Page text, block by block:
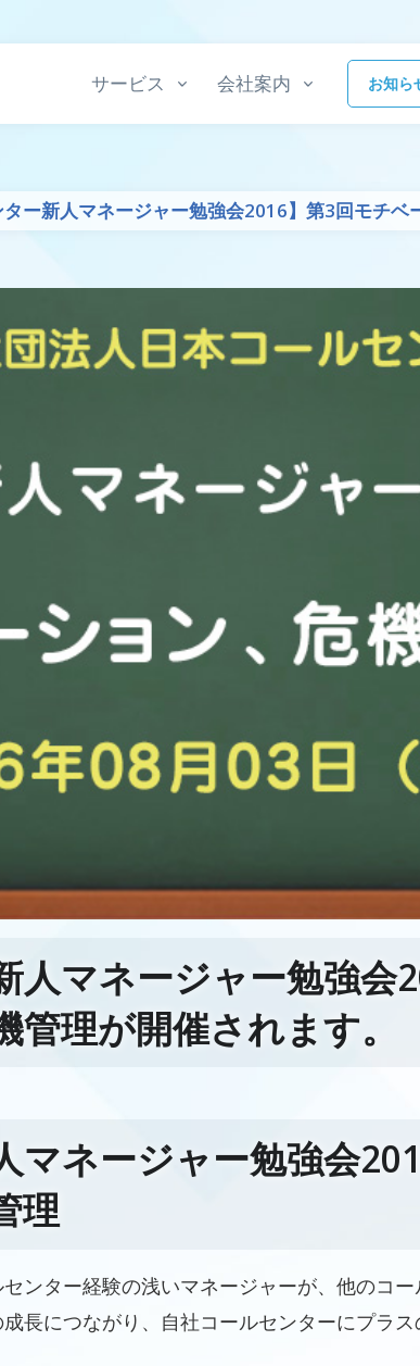
サービス 会社案内 お知ら
ター新人マネージャー勉強会2016】第3回モチ
人マネージャー勉強会
理が開催されます。
マネージャー勉強会
理
ンター経験の浅いマネージャーが、他のコ
長につながり、自社コールセンターにプラ